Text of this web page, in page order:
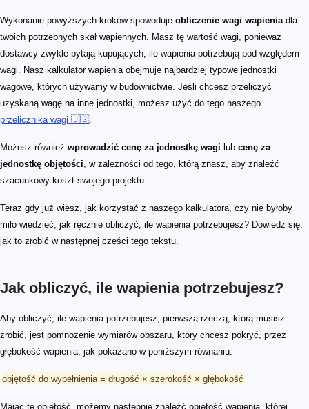
Wykonanie powyższych kroków spowoduje obliczenie wagi wapienia dla
twoich potrzebnych skał wapiennych. Masz tę wartość wagi, ponieważ
dostawcy zwykle pytają kupujących, ile wapienia potrzebują pod względem
wagi. Nasz kalkulator wapienia obejmuje najbardziej typowe jednostki
wagowe, których używamy w budownictwie. Jeśli chcesz przeliczyć
uzyskaną wagę na inne jednostki, możesz użyć do tego naszego
przelicznika wagi 🇺🇸.
Możesz również wprowadzić cenę za jednostkę wagi lub cenę za
jednostkę objętości , w zależności od tego, którą znasz, aby znaleźć
szacunkowy koszt swojego projektu.
Teraz gdy już wiesz, jak korzystać z naszego kalkulatora, czy nie byłoby
miło wiedzieć, jak ręcznie obliczyć, ile wapienia potrzebujesz? Dowiedz się,
jak to zrobić w następnej części tego tekstu.
Jak obliczyć, ile wapienia potrzebujesz?
Aby obliczyć, ile wapienia potrzebujesz, pierwszą rzeczą, którą musisz
zrobić, jest pomnożenie wymiarów obszaru, który chcesz pokryć, przez
głębokość wapienia, jak pokazano w poniższym równaniu:
objętość do wypełnienia = długość × szerokość × głębokość
Mając tę objętość, możemy następnie znaleźć objętość wapienia, której